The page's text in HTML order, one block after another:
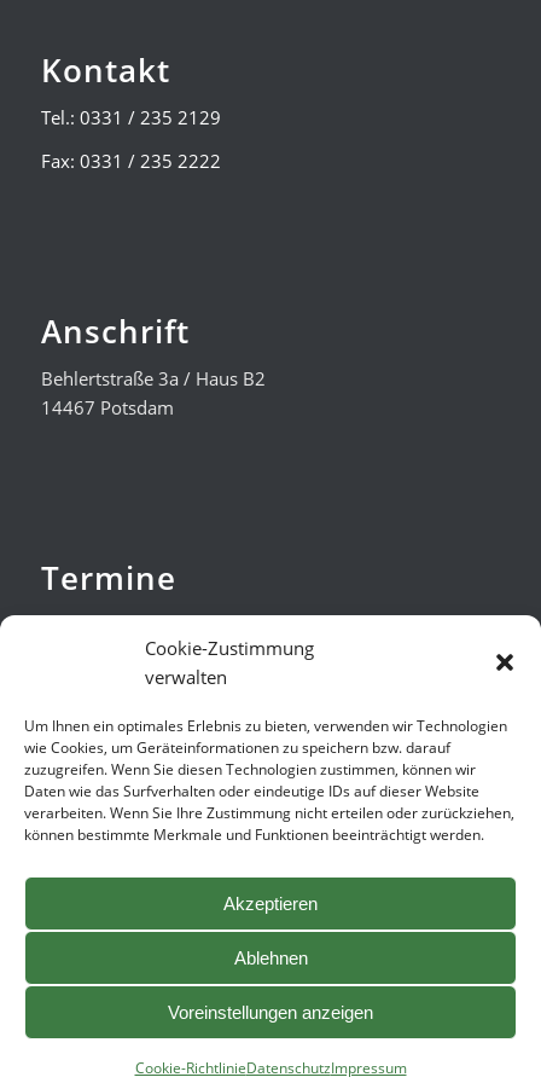
Cookie-Zustimmung
verwalten
Um Ihnen ein optimales Erlebnis zu bieten, verwenden wir Technologien
wie Cookies, um Geräteinformationen zu speichern bzw. darauf
zuzugreifen. Wenn Sie diesen Technologien zustimmen, können wir
Daten wie das Surfverhalten oder eindeutige IDs auf dieser Website
verarbeiten. Wenn Sie Ihre Zustimmung nicht erteilen oder zurückziehen,
können bestimmte Merkmale und Funktionen beeinträchtigt werden.
Akzeptieren
Ablehnen
Voreinstellungen anzeigen
Cookie-RichtlinieDatenschutzImpressum
Kontakt
Tel.: 0331 / 235 2129
Fax: 0331 / 235 2222
Anschrift
Behlertstraße 3a / Haus B2
14467 Potsdam
Termine
Verteidigung bundesweit
Weiteres
Cookie-Richtlinie (EU)